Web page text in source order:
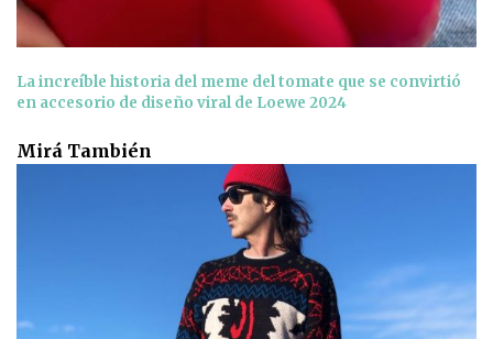
La increíble historia del meme del tomate que se convirtió
en accesorio de diseño viral de Loewe 2024
Mirá También